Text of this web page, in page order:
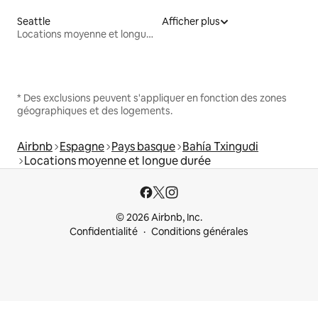
Seattle
Locations moyenne et longue durée
Afficher plus
* Des exclusions peuvent s'appliquer en fonction des zones
géographiques et des logements.
Airbnb Espagne Pays basque Bahía Txingudi
Locations moyenne et longue durée
© 2026 Airbnb, Inc.
Confidentialité
Conditions générales